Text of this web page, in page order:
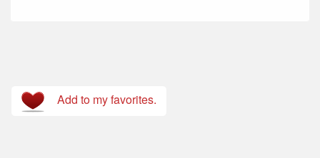
Add to my favorites.